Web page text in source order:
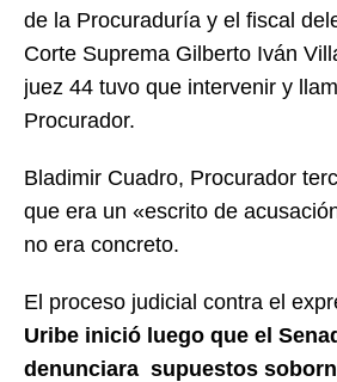
de la Procuraduría y el fiscal
Corte Suprema Gilberto Iván
juez 44 tuvo que intervenir y
Procurador.
Bladimir Cuadro, Procurador
que era un «escrito de
no era concreto.
El proceso judicial contra el
Uribe inició luego que el
denunciara supuestos